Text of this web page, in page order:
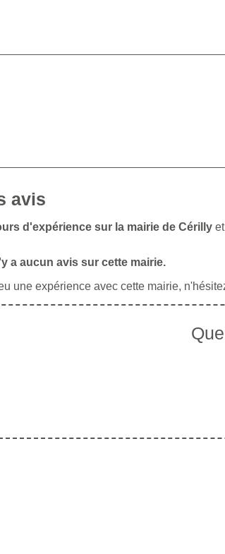
avis
d'expérience sur la mairie de Cérilly et
a aucun avis sur cette mairie.
une expérience avec cette mairie,